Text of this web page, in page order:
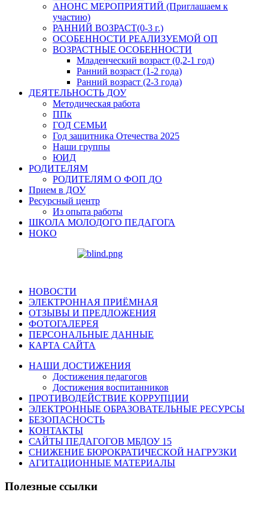
АНОНС МЕРОПРИЯТИЙ (Приглашаем к
участию)
РАННИЙ ВОЗРАСТ(0-3 г.)
ОСОБЕННОСТИ РЕАЛИЗУЕМОЙ ОП
ВОЗРАСТНЫЕ ОСОБЕННОСТИ
Младенческий возраст (0,2-1 год)
Ранний возраст (1-2 года)
Ранний возраст (2-3 года)
ДЕЯТЕЛЬНОСТЬ ДОУ
Методическая работа
ППк
ГОД СЕМЬИ
Год защитника Отечества 2025
Наши группы
ЮИД
РОДИТЕЛЯМ
РОДИТЕЛЯМ О ФОП ДО
Прием в ДОУ
Ресурсный центр
Из опыта работы
ШКОЛА МОЛОДОГО ПЕДАГОГА
НОКО
НОВОСТИ
ЭЛЕКТРОННАЯ ПРИЁМНАЯ
ОТЗЫВЫ И ПРЕДЛОЖЕНИЯ
ФОТОГАЛЕРЕЯ
ПЕРСОНАЛЬНЫЕ ДАННЫЕ
КАРТА САЙТА
НАШИ ДОСТИЖЕНИЯ
Достижения педагогов
Достижения воспитанников
ПРОТИВОДЕЙСТВИЕ КОРРУПЦИИ
ЭЛЕКТРОННЫЕ ОБРАЗОВАТЕЛЬНЫЕ РЕСУРСЫ
БЕЗОПАСНОСТЬ
КОНТАКТЫ
САЙТЫ ПЕДАГОГОВ МБДОУ 15
СНИЖЕНИЕ БЮРОКРАТИЧЕСКОЙ НАГРУЗКИ
АГИТАЦИОННЫЕ МАТЕРИАЛЫ
Полезные ссылки